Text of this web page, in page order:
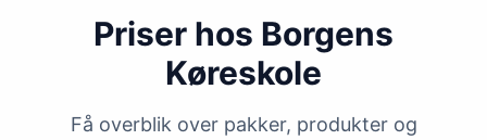
Priser hos Borgens
Køreskole
Få overblik over pakker, produkter og